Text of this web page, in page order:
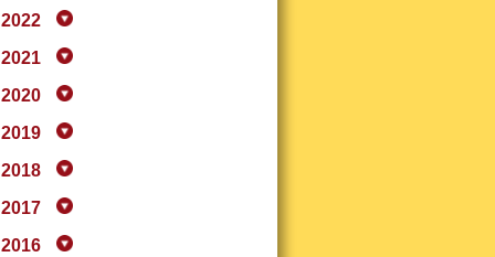
2022
2021
2020
2019
2018
2017
2016